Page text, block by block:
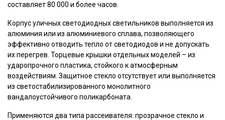
составляет 80 000 и более часов.
Корпус уличных светодиодных светильников выполняется из
алюминия или из алюминиевого сплава, позволяющего
эффективно отводить тепло от светодиодов и не допускать
их перегрев. Торцевые крышки отдельных моделей – из
ударопрочного пластика, стойкого к атмосферным
воздействиям. Защитное стекло отсутствует или выполняется
из светостабилизированного монолитного
вандалоустойчивого поликарбоната.
Применяются два типа рассеивателя: прозрачное стекло и